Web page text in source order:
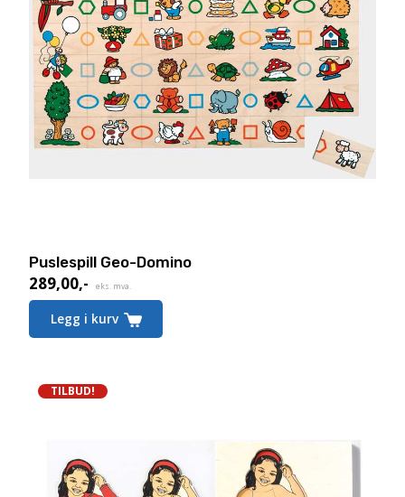
Puslespill Geo-Domino
289,00,- eks. mva.
Legg i kurv
TILBUD!